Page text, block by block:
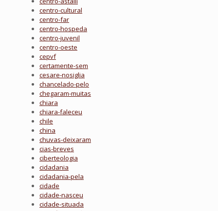
centro-cultural
centro-far
centro-hospeda
centro-juvenil
centro-oeste
cepvf
certamente-sem
cesare-nosiglia
chancelado-pelo
chegaram-muitas
chiara
chiara-faleceu
chile
china
chuvas-deixaram
cias-breves
ciberteologia
cidadania
cidadania-pela
cidade
cidade-nasceu
cidade-situada